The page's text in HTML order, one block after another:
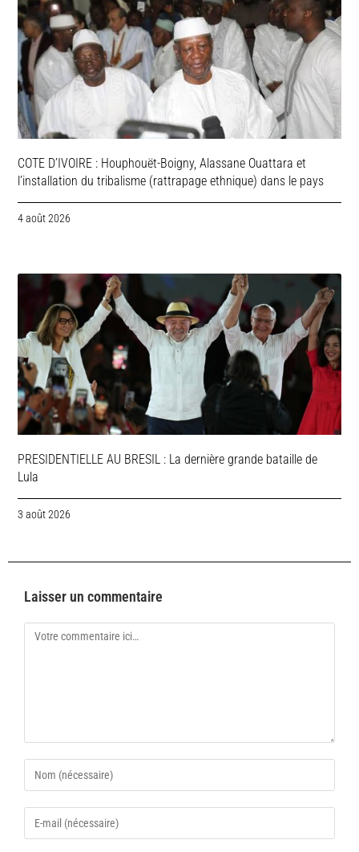
COTE D’IVOIRE : Houphouët-Boigny, Alassane Ouattara et
l’installation du tribalisme (rattrapage ethnique) dans le pays
4 août 2026
PRESIDENTIELLE AU BRESIL : La dernière grande bataille de
Lula
3 août 2026
Laisser un commentaire